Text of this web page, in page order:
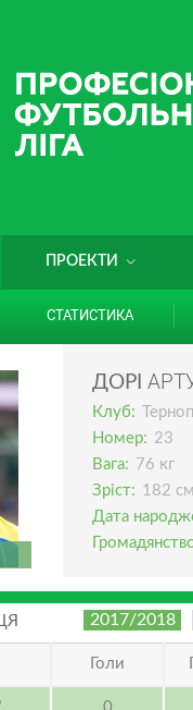
ПРОЕКТИ
СТАТИСТИКА
ДОРІ
Клуб:
Номер: 23
Вага: 76 кг
Зріст: 182
Дата
2017/2018
Голи